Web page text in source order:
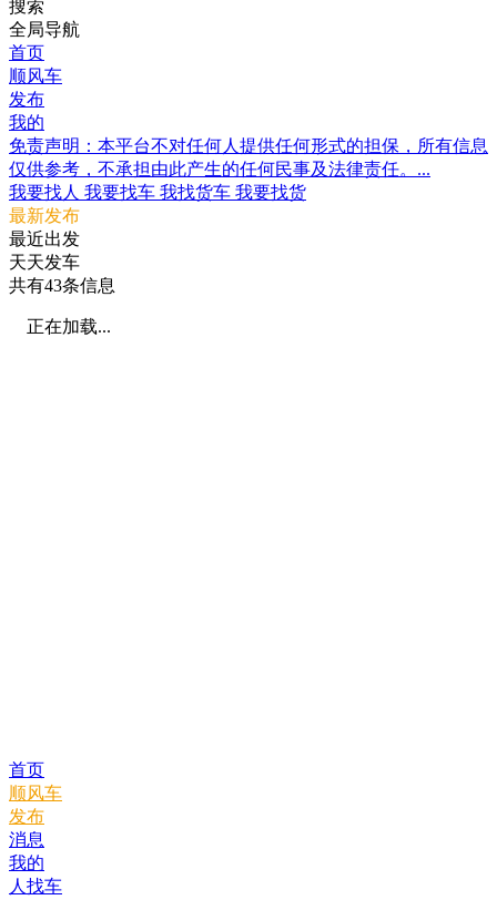
搜索
全局导航
首页
顺风车
发布
我的
免责声明：本平台不对任何人提供任何形式的担保，所有信息
仅供参考，不承担由此产生的任何民事及法律责任。...
我要找人 我要找车 我找货车 我要找货
最新发布
最近出发
天天发车
共有43条信息
正在加载...
首页
顺风车
发布
消息
我的
人找车